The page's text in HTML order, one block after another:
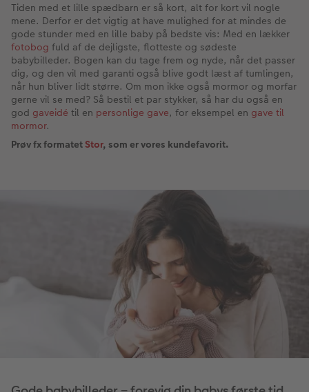
Tiden med et lille spædbarn er så kort, alt for kort vil nogle
mene. Derfor er det vigtig at have mulighed for at mindes de
gode stunder med en lille baby på bedste vis: Med en lækker
fotobog fuld af de dejligste, flotteste og sødeste
babybilleder. Bogen kan du tage frem og nyde, når det passer
dig, og den vil med garanti også blive godt læst af tumlingen,
når hun bliver lidt større. Om mon ikke også mormor og morfar
gerne vil se med? Så bestil et par stykker, så har du også en
god gaveidé til en personlige gave, for eksempel en gave til
mormor.
Prøv fx formatetStor, som er vores kundefavorit.